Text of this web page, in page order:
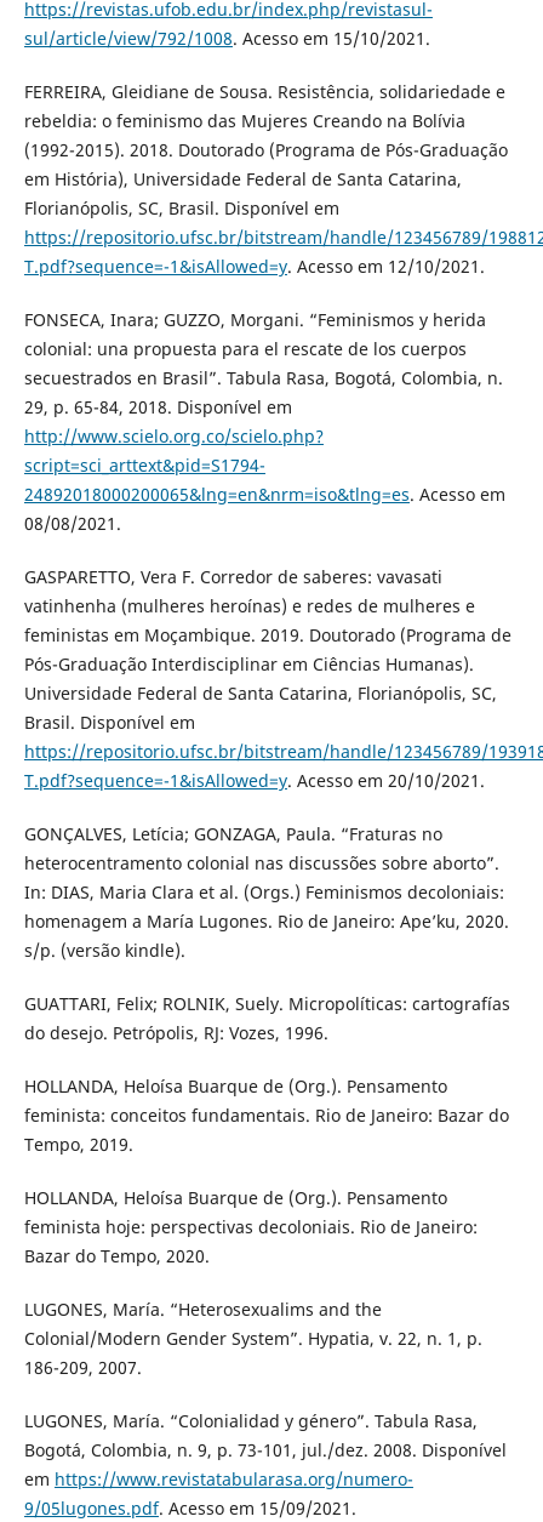
https://revistas.ufob.edu.br/index.php/revistasul-
sul/article/view/792/1008. Acesso em 15/10/2021.
FERREIRA, Gleidiane de Sousa. Resistência, solidariedade e
rebeldia: o feminismo das Mujeres Creando na Bolívia
(1992-2015). 2018. Doutorado (Programa de Pós-Graduação
em História), Universidade Federal de Santa Catarina,
Florianópolis, SC, Brasil. Disponível em
https://repositorio.ufsc.br/bitstream/handle/123456789/
T.pdf?sequence=-1&isAllowed=y. Acesso em 12/10/2021.
FONSECA, Inara; GUZZO, Morgani. “Feminismos y herida
colonial: una propuesta para el rescate de los cuerpos
secuestrados en Brasil”. Tabula Rasa, Bogotá, Colombia, n.
29, p. 65-84, 2018. Disponível em
http://www.scielo.org.co/scielo.php?
script=sci_arttext&pid=S1794-
24892018000200065&lng=en&nrm=iso&tlng=es. Acesso em
08/08/2021.
GASPARETTO, Vera F. Corredor de saberes: vavasati
vatinhenha (mulheres heroínas) e redes de mulheres e
feministas em Moçambique. 2019. Doutorado (Programa de
Pós-Graduação Interdisciplinar em Ciências Humanas).
Universidade Federal de Santa Catarina, Florianópolis, SC,
Brasil. Disponível em
https://repositorio.ufsc.br/bitstream/handle/123456789/
T.pdf?sequence=-1&isAllowed=y. Acesso em 20/10/2021.
GONÇALVES, Letícia; GONZAGA, Paula. “Fraturas no
heterocentramento colonial nas discussões sobre aborto”.
In: DIAS, Maria Clara et al. (Orgs.) Feminismos decoloniais:
homenagem a María Lugones. Rio de Janeiro: Ape’ku, 2020.
s/p. (versão kindle).
GUATTARI, Felix; ROLNIK, Suely. Micropolíticas: cartografías
do desejo. Petrópolis, RJ: Vozes, 1996.
HOLLANDA, Heloísa Buarque de (Org.). Pensamento
feminista: conceitos fundamentais. Rio de Janeiro: Bazar do
Tempo, 2019.
HOLLANDA, Heloísa Buarque de (Org.). Pensamento
feminista hoje: perspectivas decoloniais. Rio de Janeiro:
Bazar do Tempo, 2020.
LUGONES, María. “Heterosexualims and the
Colonial/Modern Gender System”. Hypatia, v. 22, n. 1, p.
186-209, 2007.
LUGONES, María. “Colonialidad y género”. Tabula Rasa,
Bogotá, Colombia, n. 9, p. 73-101, jul./dez. 2008. Disponível
em https://www.revistatabularasa.org/numero-
9/05lugones.pdf. Acesso em 15/09/2021.